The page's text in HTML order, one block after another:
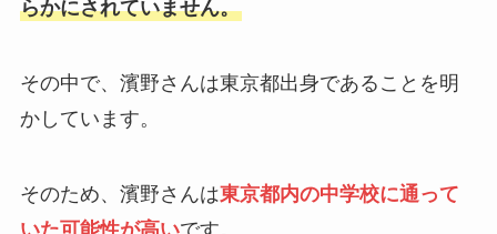
らかにされていません。
その中で、濱野さんは東京都出身であることを明
かしています。
そのため、濱野さんは東京都内の中学校に通って
いた可能性が高いです。